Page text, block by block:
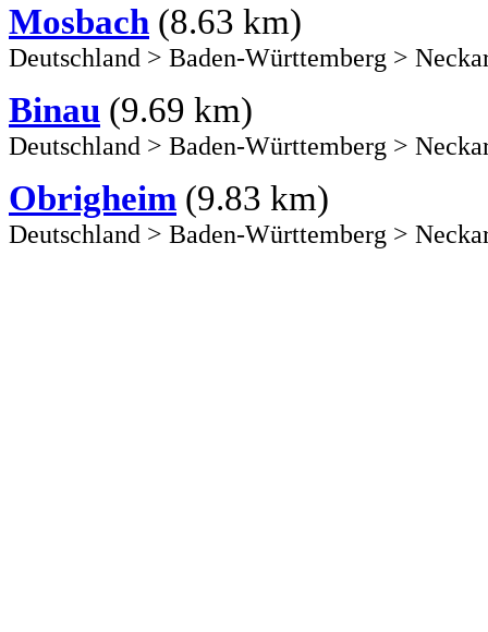
Mosbach (8.63 km)
Deutschland > Baden-Württemberg >
Binau (9.69 km)
Deutschland > Baden-Württemberg >
Obrigheim (9.83 km)
Deutschland > Baden-Württemberg >